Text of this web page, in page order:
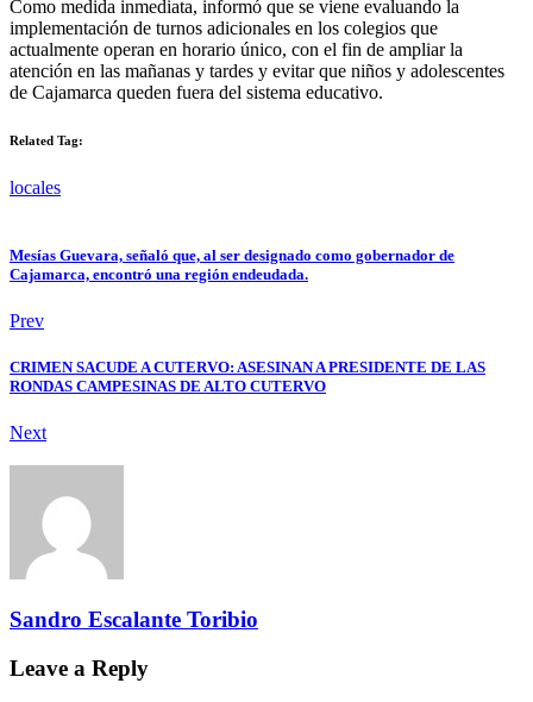
Como medida inmediata, informó que se viene evaluando la
implementación de turnos adicionales en los colegios que
actualmente operan en horario único, con el fin de ampliar la
atención en las mañanas y tardes y evitar que niños y adolescentes
de Cajamarca queden fuera del sistema educativo.
Related Tag:
locales
Mesías Guevara, señaló que, al ser designado como gobernador de
Cajamarca, encontró una región endeudada.
Prev
CRIMEN SACUDE A CUTERVO: ASESINAN A PRESIDENTE DE LAS
RONDAS CAMPESINAS DE ALTO CUTERVO
Next
Sandro Escalante Toribio
Leave a Reply